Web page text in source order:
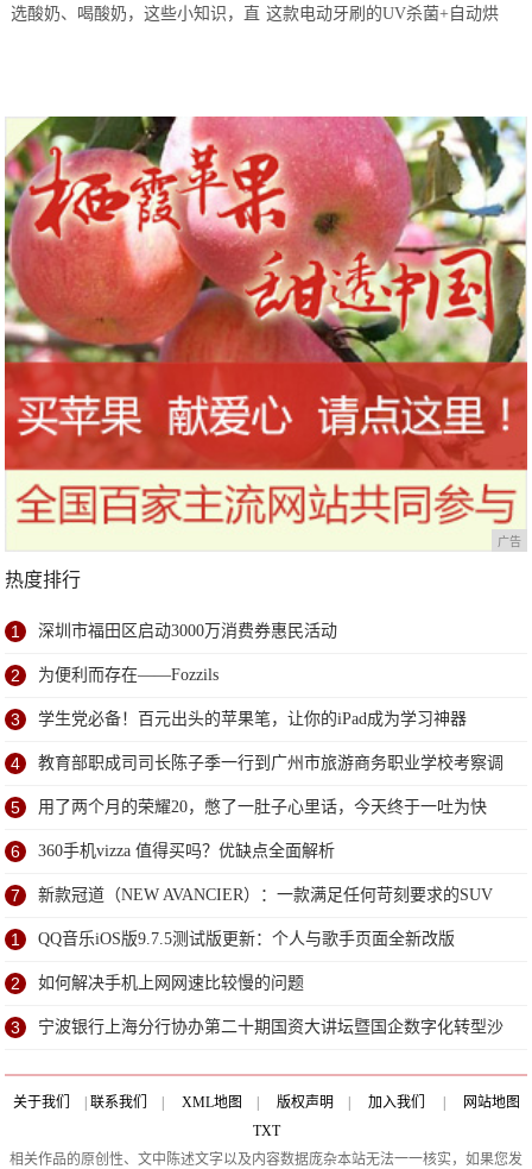
选酸奶、喝酸奶，这些小知识，直 这款电动牙刷的UV杀菌+自动烘
广告
热度排行
1 深圳市福田区启动3000万消费券惠民活动
2 为便利而存在——Fozzils
3 学生党必备！百元出头的苹果笔，让你的iPad成为学习神器
4 教育部职成司司长陈子季一行到广州市旅游商务职业学校考察调
研
5 用了两个月的荣耀20，憋了一肚子心里话，今天终于一吐为快
6 360手机vizza 值得买吗？优缺点全面解析
7 新款冠道（NEW AVANCIER）：一款满足任何苛刻要求的SUV
1 QQ音乐iOS版9.7.5测试版更新：个人与歌手页面全新改版
2 如何解决手机上网网速比较慢的问题
3 宁波银行上海分行协办第二十期国资大讲坛暨国企数字化转型沙
龙二
关于我们 联系我们 XML地图 版权声明 加入我们
网站地图
TXT
相关作品的原创性、文中陈述文字以及内容数据庞杂本站无法一一核实，如果您发